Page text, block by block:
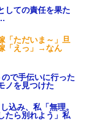
ヘラと部屋に入っ
たけど、実はと
果
しての責任を果た
「ただいま～」旦
「えっ」→なん
で手伝いに行った
ノを見つけた
込み、私「無理。
たら別れよう」私